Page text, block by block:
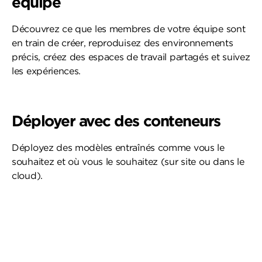
Découvrez ce que les membres de votre équipe sont
en train de créer, reproduisez des environnements
précis, créez des espaces de travail partagés et suivez
les expériences.
Déployer avec des conteneurs
Déployez des modèles entraînés comme vous le
souhaitez et où vous le souhaitez (sur site ou dans le
cloud).